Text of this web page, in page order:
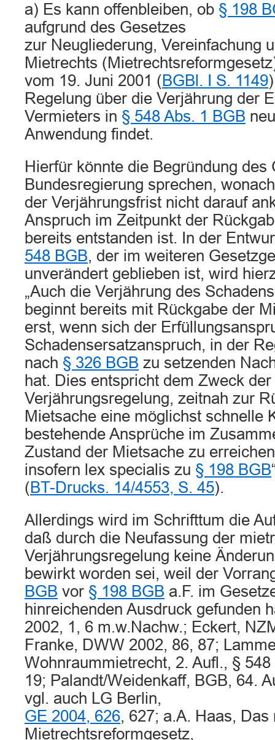
a) Es kann offenbleiben, ob § 198
aufgrund des Gesetzes
zur Neugliederung, Vereinfachung
Mietrechts
vom 19. Juni 2001 (BGBl. I S. 1149
Regelung über die Verjährung der
Vermieters in § 548 Abs. 1 BGB
Anwendung findet.
Hierfür könnte die Begründung des
Bundesregierung sprechen,
der Verjährungsfrist nicht darauf
Anspruch im Zeitpunkt der
bereits entstanden ist. In der
548 BGB, der im weiteren
unverändert geblieben ist, wird
„Auch die Verjährung des
beginnt bereits mit Rückgabe der
erst, wenn sich der
Schadensersatzanspruch, in der
nach § 326 BGB zu setzenden
hat. Dies entspricht dem Zweck der
Verjährungsregelung, zeitnah zur
Mietsache eine möglichst schnelle
bestehende Ansprüche im
Zustand der Mietsache zu
insofern lex specialis zu § 198 BGB
(BT-Drucks. 14/4553, S. 45).
Allerdings wird im Schrifttum die
daß durch die Neufassung der
Verjährungsregelung keine
bewirkt worden sei, weil der
BGB vor § 198 BGB a.F. im
hinreichenden Ausdruck gefunden
2002, 1, 6 m.w.Nachw.; Eckert,
Franke, DWW 2002, 86, 87;
Wohnraummietrecht, 2. Aufl., § 548
19; Palandt/Weidenkaff, BGB, 64.
vgl. auch LG Berlin,
GE 2004, 626, 627; a.A. Haas,
Mietrechtsreformgesetz,